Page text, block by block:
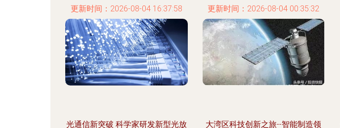
更新时间：2026-08-04 16:37:58
更新时间：2026-08-04 00:35:32
光通信新突破 科学家研发新型光放 大湾区科技创新之旅--智能制造领